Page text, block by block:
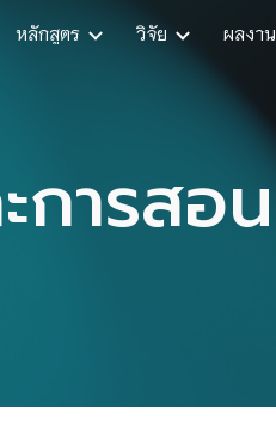
หลักสูตร วิจัย ผลงาน
การสอน